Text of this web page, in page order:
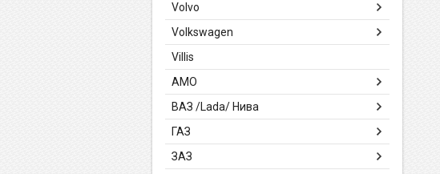
Volvo
Volkswagen
Villis
АМО
ВАЗ /Lada/ Нива
ГАЗ
ЗАЗ